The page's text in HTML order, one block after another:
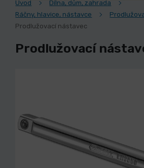
Úvod
Dílna, dům, zahrada
Ráčny, hlavice, nástavce
Prodlužovací nástavec
Prodlužovací